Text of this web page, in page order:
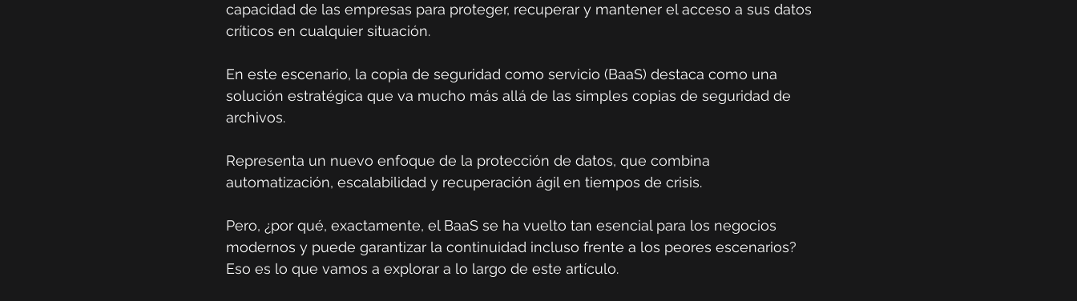
capacidad de las empresas para proteger, recuperar y mantener el acceso a sus datos
críticos en cualquier situación.
En este escenario, la copia de seguridad como servicio (BaaS) destaca como una
solución estratégica que va mucho más allá de las simples copias de seguridad de
archivos.
Representa un nuevo enfoque de la protección de datos, que combina
automatización, escalabilidad y recuperación ágil en tiempos de crisis.
Pero, ¿por qué, exactamente, el BaaS se ha vuelto tan esencial para los negocios
modernos y puede garantizar la continuidad incluso frente a los peores escenarios?
Eso es lo que vamos a explorar a lo largo de este artículo.